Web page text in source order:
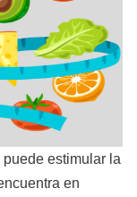
estimular la
en